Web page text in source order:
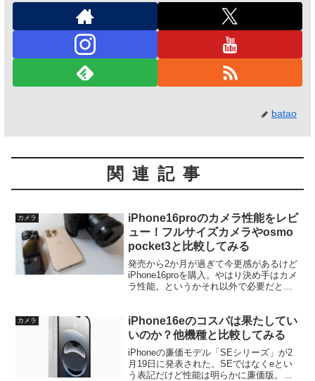
batao
関連記事
カメラ
iPhone16proのカメラ性能をレビ
ュー！フルサイズカメラやosmo
pocket3と比較してみる
発売から2か月が過ぎて今更感があるけど
iPhone16proを購入。やはり決め手はカメ
ラ性能。というかそれ以外で必要だと思
ので、ここではフルサイズカメラ（sony
α7...
カメラ
iPhone16eのコスパは果たしてい
いのか？他機種と比較してみる
iPhoneの廉価モデル「SEシリーズ」が2
月19日に発表された。SEではなくeとい
う表記だけど性能は明らかに廉価版。価